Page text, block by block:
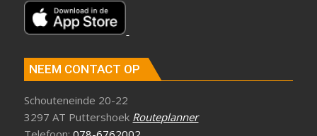
NEEM CONTACT OP
Schouteneinde 20-22
3297 AT Puttershoek Routeplanner